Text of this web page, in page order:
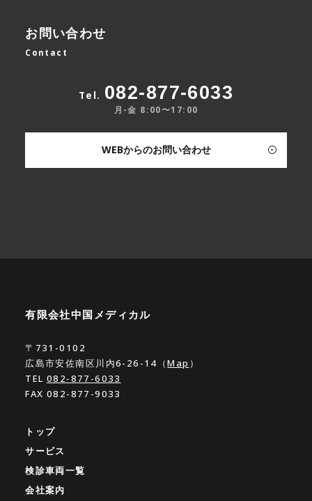
お問い合わせ
Contact
Tel. 082-877-6033
月-金 8:00〜17:00
WEBからのお問い合わせ
有限会社中国メディカル
〒731-0102
広島市安佐南区川内6-26-14（Map ）
TEL 082-877-6033
FAX 082-877-9033
トップ
サービス
検診車両一覧
会社案内